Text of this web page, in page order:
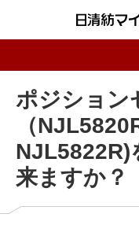
ポジション
（
NJL5822R)
来ますか？